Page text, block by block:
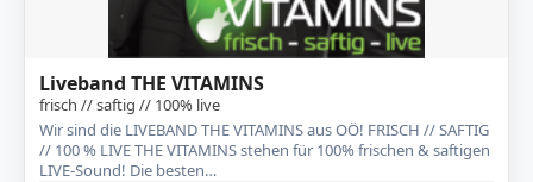
Liveband THE VITAMINS
frisch // saftig // 100% live
Wir sind die LIVEBAND THE VITAMINS aus OÖ! FRISCH // SAFTIG
// 100 % LIVE THE VITAMINS stehen für 100% frischen & saftigen
LIVE-Sound! Die besten…